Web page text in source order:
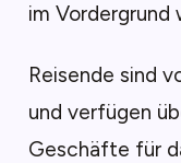
im Vordergrund
Reisende sind
und verfügen
Geschäfte für